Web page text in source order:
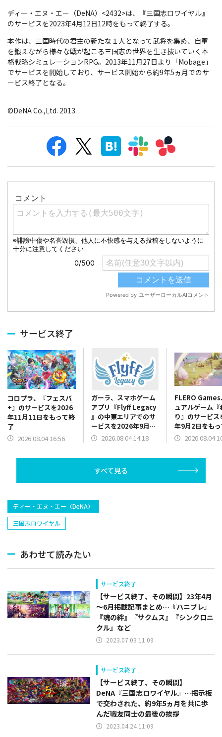
ディー・エヌ・エー（DeNA）<2432>は、『三国志ロワイヤル』
のサービスを2023年4月12日12時をもって終了する。
本作は、三国時代の君主の新たな１人となって武将を集め、自軍
を鍛えながら様々な戦が起こる三国志の世界を生き抜いていく本
格戦略シミュレーションRPG。2013年11月27日より「Mobage」
でサービスを開始しており、サービス開始から約9年5ヵ月でのサ
ービス終了となる。
©DeNA Co.,Ltd. 2013
サービス終了
コロプラ、『フェスバ
+』のサービスを2026
年11月11日をもって終
了
2026.08.04 16:56
ガーラ、スマホゲーム
アプリ『Flyff Legacy
』の中東エリアでのサ
ービスを2026年9月30
日をもって終了
2026.08.04 14:18
FLERO Games
ュアルゲーム『
り』のサービ
年9月2日をも
2026.08.04
すべて見る
ディー・エヌ・エー（DeNA）
三国志ロワイヤル
あわせて読みたい
サービス終了
【サービス終了、その瞬間】23年4月
～6月掲載記事まとめ…『ハニプレ』
『魂の絆』『サクムス』『シンクロニ
クル』など
2023.07.03 11:09
サービス終了
【サービス終了、その瞬間】
DeNA『三国志ロワイヤル』…掲示板
で交わされた、約9年5ヵ月を共に歩
んだ戦友同士の最後の挨拶
2023.04.24 11:09